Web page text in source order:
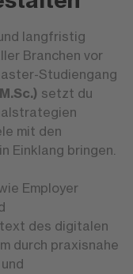
langfristig
Branchen vor
Studiengang
setzt du
mit den
Einklang bringen.
Employer
des digitalen
durch praxisnahe